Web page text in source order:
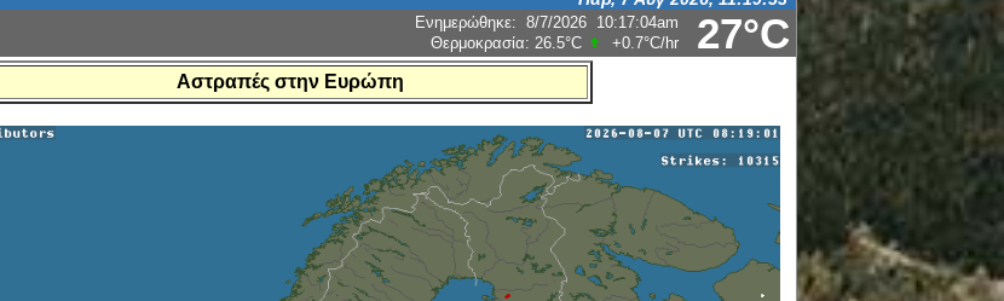
27°C
Ενημερώθηκε: 8/7/2026 10:17:04am
Θερμοκρασία: 26.5°C +0.7°C/hr
Αστραπές στην Ευρώπη